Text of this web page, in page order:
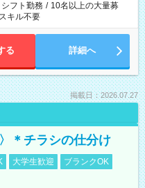
シフト勤務 / 10名以上の大量募
キル不要
る 詳細へ
掲載日：2026.07.27
＊チラシの仕分け
大学生歓迎
ブランクOK